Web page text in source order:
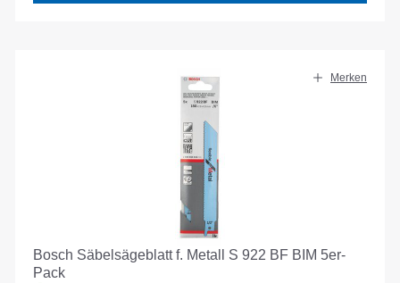
Merken
Bosch Säbelsägeblatt f. Metall S 922 BF BIM 5er-
Pack